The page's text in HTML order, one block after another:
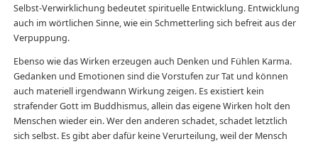
Selbst-Verwirklichung bedeutet spirituelle Entwicklung. Entwicklung
auch im wörtlichen Sinne, wie ein Schmetterling sich befreit aus der
Verpuppung.
Ebenso wie das Wirken erzeugen auch Denken und Fühlen Karma.
Gedanken und Emotionen sind die Vorstufen zur Tat und können
auch materiell irgendwann Wirkung zeigen. Es existiert kein
strafender Gott im Buddhismus, allein das eigene Wirken holt den
Menschen wieder ein. Wer den anderen schadet, schadet letztlich
sich selbst. Es gibt aber dafür keine Verurteilung, weil der Mensch